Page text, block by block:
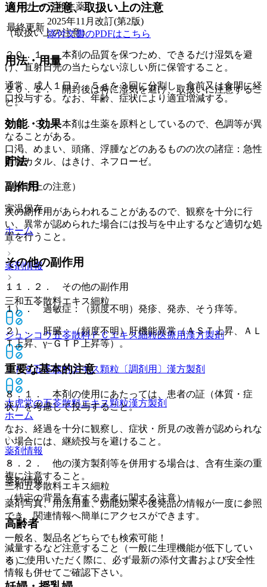
適用上の注意、取扱い上の注意
（取扱い上の注意）
２０．１． 本剤の品質を保つため、できるだけ湿気を避
け、直射日光の当たらない涼しい所に保管すること。
２０．２． 開封後は特に湿気を避け、取扱いに注意するこ
と。
２０．３． 本剤は生薬を原料としているので、色調等が異
なることがある。
貯法
（保管上の注意）
室温保存。
ホーム
薬剤情報
三和五苓散料エキス細粒
ジュンコウ五苓散料ＦＣエキス細粒医療用漢方製剤
ＪＰＳ五苓散料エキス顆粒〔調剤用〕 漢方製剤
太虎堂の五苓散料エキス顆粒漢方製剤
ホーム
薬剤情報
三和五苓散料エキス細粒
メーカー 三和生薬
最終更新
2025年11月改訂(第2版)
添付文書のPDFはこちら
用法・用量
通常、成人１日７．５ｇを３回に分割し、食前又は食間に経
口投与する。なお、年齢、症状により適宜増減する。
効能・効果
口渇、めまい、頭痛、浮腫などのあるものの次の諸症：急性
胃腸カタル、はきけ、ネフローゼ。
副作用
次の副作用があらわれることがあるので、観察を十分に行
い、異常が認められた場合には投与を中止するなど適切な処
置を行うこと。
その他の副作用
１１．２． その他の副作用
１）． 過敏症：（頻度不明）発疹、発赤、そう痒等。
２）． 肝臓：（頻度不明）肝機能異常（ＡＳＴ上昇、ＡＬ
Ｔ上昇、γ−ＧＴＰ上昇等）。
重要な基本的注意
８．１． 本剤の使用にあたっては、患者の証（体質・症
状）を考慮して投与すること。
なお、経過を十分に観察し、症状・所見の改善が認められな
い場合には、継続投与を避けること。
８．２． 他の漢方製剤等を併用する場合は、含有生薬の重
複に注意すること。
（特定の背景を有する患者に関する注意）
高齢者
減量するなど注意すること（一般に生理機能が低下してい
る）。
薬剤情報
薬剤写真、用法用量、効能効果や後発品の情報が一度に参照
でき、関連情報へ簡単にアクセスができます。
一般名、製品名どちらでも検索可能！
※ ご使用いただく際に、必ず最新の添付文書および安全性
情報も併せてご確認下さい。